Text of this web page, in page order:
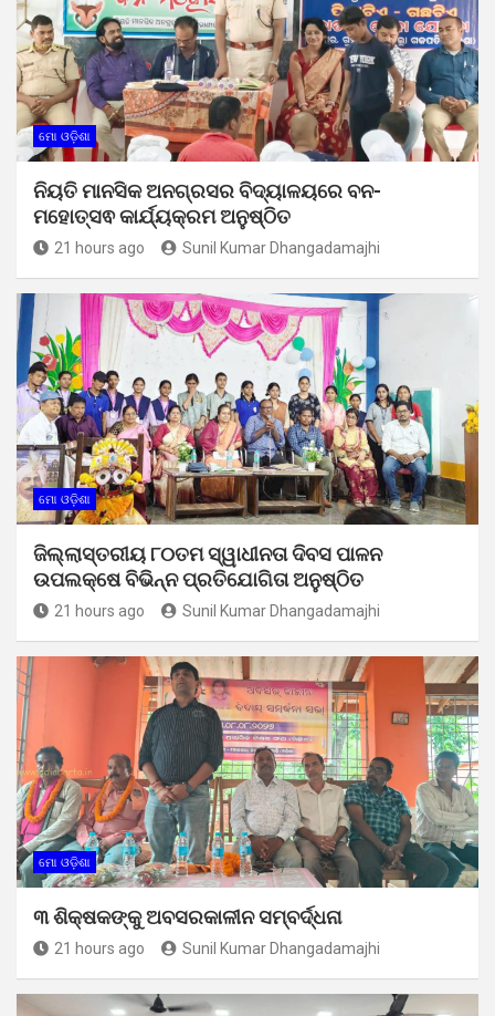
ମୋ ଓଡ଼ିଶା
ନିୟତି ମାନସିକ ଅନଗ୍ରସର ବିଦ୍ୟାଳୟରେ ବନ-
ମହୋତ୍ସଵ କାର୍ଯ୍ୟକ୍ରମ ଅନୁଷ୍ଠିତ
21 hours ago Sunil Kumar Dhangadamajhi
ମୋ ଓଡ଼ିଶା
ଜିଲ୍ଲାସ୍ତରୀୟ ୮୦ତମ ସ୍ୱାଧୀନତା ଦିବସ ପାଳନ
ଉପଲକ୍ଷେ ବିଭିନ୍ନ ପ୍ରତିଯୋଗିତା ଅନୁଷ୍ଠିତ
21 hours ago Sunil Kumar Dhangadamajhi
ମୋ ଓଡ଼ିଶା
୩ ଶିକ୍ଷକଙ୍କୁ ଅବସରକାଳୀନ ସମ୍ବର୍ଦ୍ଧନା
21 hours ago Sunil Kumar Dhangadamajhi